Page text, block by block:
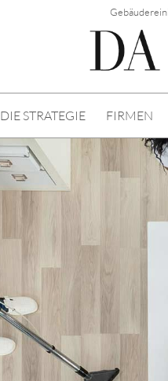
DIE STRATEGIE FIRMEN